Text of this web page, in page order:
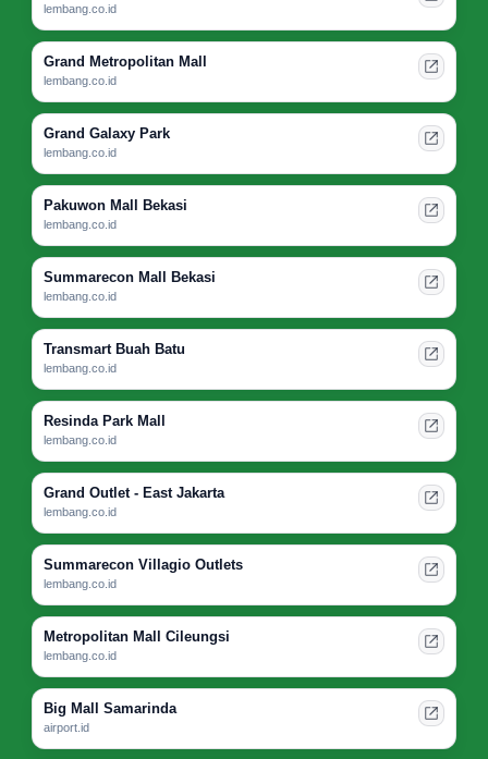
lembang.co.id
Grand Metropolitan Mall
lembang.co.id
Grand Galaxy Park
lembang.co.id
Pakuwon Mall Bekasi
lembang.co.id
Summarecon Mall Bekasi
lembang.co.id
Transmart Buah Batu
lembang.co.id
Resinda Park Mall
lembang.co.id
Grand Outlet - East Jakarta
lembang.co.id
Summarecon Villagio Outlets
lembang.co.id
Metropolitan Mall Cileungsi
lembang.co.id
Big Mall Samarinda
airport.id